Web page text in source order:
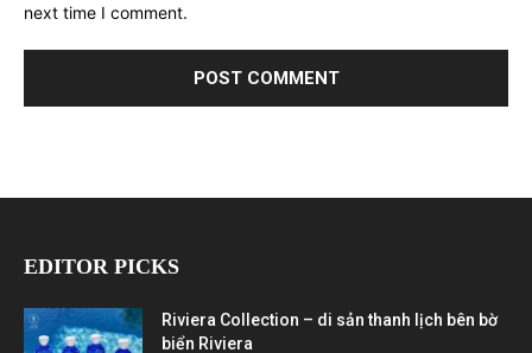
next time I comment.
EDITOR PICKS
Riviera Collection – di sản thanh lịch bên bờ
biển Riviera